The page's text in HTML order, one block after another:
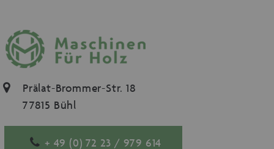
Prälat-Brommer-Str. 18
77815 Bühl
+ 49 (0) 72 23 / 979 614